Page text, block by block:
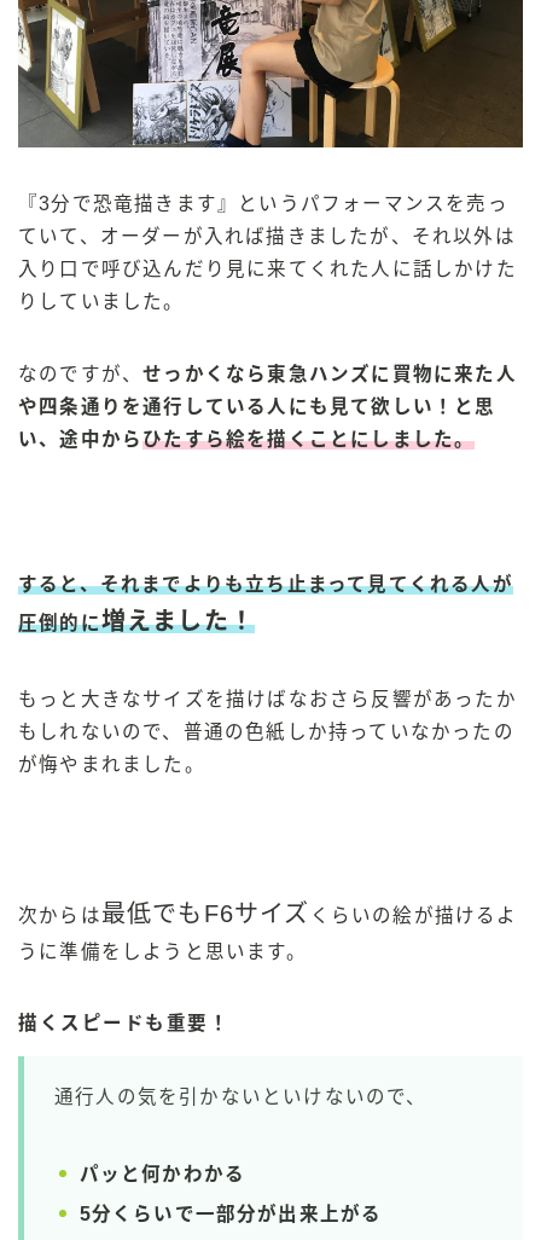
『3分で恐竜描きます』というパフォーマンスを売っ
ていて、オーダーが入れば描きましたが、それ以外は
入り口で呼び込んだり見に来てくれた人に話しかけた
りしていました。
なのですが、せっかくなら東急ハンズに買物に来た人
や四条通りを通行している人にも見て欲しい！と思
い、途中からひたすら絵を描くことにしました。
すると、それまでよりも立ち止まって見てくれる人が
圧倒的に増えました！
もっと大きなサイズを描けばなおさら反響があったか
もしれないので、普通の色紙しか持っていなかったの
が悔やまれました。
次からは最低でもF6サイズ くらいの絵が描けるよ
うに準備をしようと思います。
描くスピードも重要！
通行人の気を引かないといけないので、
パッと何かわかる
5分くらいで一部分が出来上がる